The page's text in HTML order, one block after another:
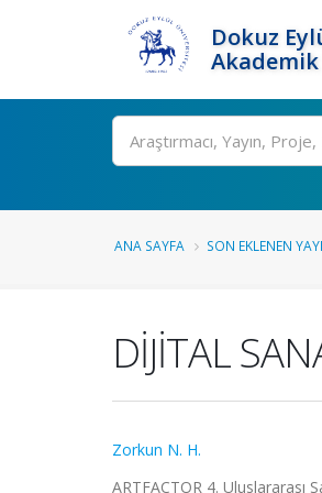
Dokuz
Ara
ANA SAYFA SON EKLENEN
DİJİTAL
Zorkun N. H.
ARTFACTOR 4. Uluslararası